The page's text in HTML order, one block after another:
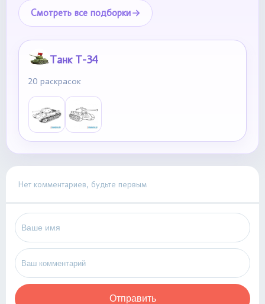
Смотреть все подборки
Танк Т-34
20 раскрасок
Нет комментариев, будьте первым
Отправить